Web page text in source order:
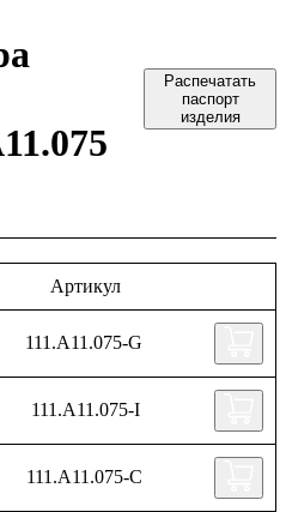
Распечатать
паспорт
изделия
Артикул
111.А11.075-G
111.А11.075-I
111.А11.075-C